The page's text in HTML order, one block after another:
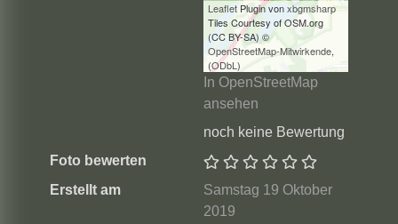
Leaflet Plugin vonxbgmsharp
Tiles Courtesy of OSM.org
(CC BY-SA) ©
OpenStreetMap-Mitwirkende,
(ODbL)
In OpenStreetMap
ansehen
noch keine Bewertung
Foto bewerten
Erstellt am
Samstag 19 Oktober
2019